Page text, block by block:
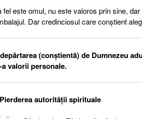
fel este omul, nu este valoros prin sine,
Dar credinciosul care conştient
(conştientă) de Dumnezeu
valorii personale.
autorităţii spirituale